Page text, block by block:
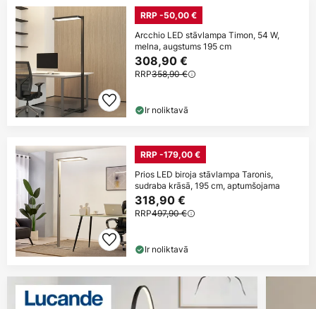
RRP -50,00 €
Arcchio LED stāvlampa Timon, 54 W,
melna, augstums 195 cm
308,90 €
RRP358,90 €
Ir noliktavā
RRP -179,00 €
Prios LED biroja stāvlampa Taronis,
sudraba krāsā, 195 cm, aptumšojama
318,90 €
RRP497,90 €
Ir noliktavā